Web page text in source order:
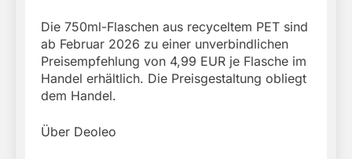
Die 750ml-Flaschen aus recyceltem PET sind
ab Februar 2026 zu einer unverbindlichen
Preisempfehlung von 4,99 EUR je Flasche im
Handel erhältlich. Die Preisgestaltung obliegt
dem Handel.
Über Deoleo